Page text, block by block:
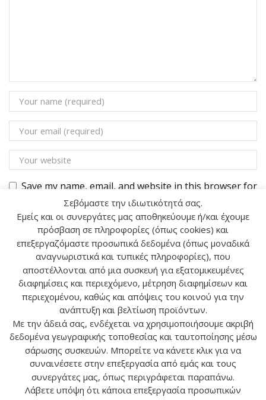
Save my name, email, and website in this browser for
the next time I comment.
Αναζήτηση
Ο ΛΟΓΑΡΙΑΣΜΟΣ ΜΟΥ
Σεβόμαστε την ιδιωτικότητά σας.
Εμείς και οι συνεργάτες μας αποθηκεύουμε ή/και έχουμε
πρόσβαση σε πληροφορίες (όπως cookies) και
επεξεργαζόμαστε προσωπικά δεδομένα (όπως μοναδικά
αναγνωριστικά και τυπικές πληροφορίες), που
αποστέλλονται από μια συσκευή για εξατομικευμένες
διαφημίσεις και περιεχόμενο, μέτρηση διαφημίσεων και
περιεχομένου, καθώς και απόψεις του κοινού για την
ανάπτυξη και βελτίωση προϊόντων.
Με την άδειά σας, ενδέχεται να χρησιμοποιήσουμε ακριβή
δεδομένα γεωγραφικής τοποθεσίας και ταυτοποίησης μέσω
σάρωσης συσκευών. Μπορείτε να κάνετε κλικ για να
συναινέσετε στην επεξεργασία από εμάς και τους
συνεργάτες μας, όπως περιγράφεται παραπάνω.
Λάβετε υπόψη ότι κάποια επεξεργασία προσωπικών